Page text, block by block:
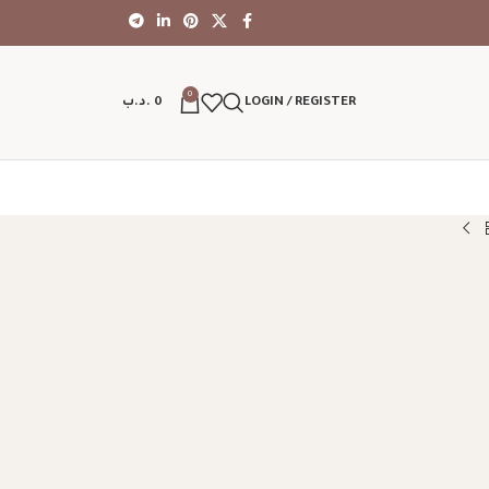
LOGIN / REGISTER
0
0 .د.ب